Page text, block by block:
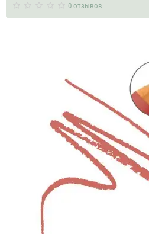
0 отзывов